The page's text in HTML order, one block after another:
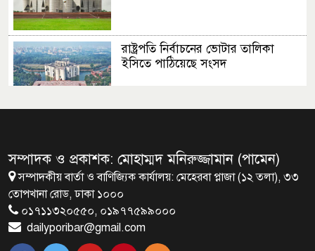
রাষ্ট্রপতি নির্বাচনের ভোটার তালিকা
ইসিতে পাঠিয়েছে সংসদ
ব্রাক্ষণবাড়িয়ায় বইপড়া কর্মসূচীর
শুভসূচনা
সম্পাদক ও প্রকাশক: মোহাম্মদ মনিরুজ্জামান (পামেন)
সম্পাদকীয় বার্তা ও বাণিজ্যিক কার্যালয়: মেহেরবা প্লাজা (১২ তলা), ৩৩
তোপখানা রোড, ঢাকা ১০০০
০১৭১১৩২০৫৫০, ০১৯৭৭৫৯৯০০০
dailyporibar@gmail.com